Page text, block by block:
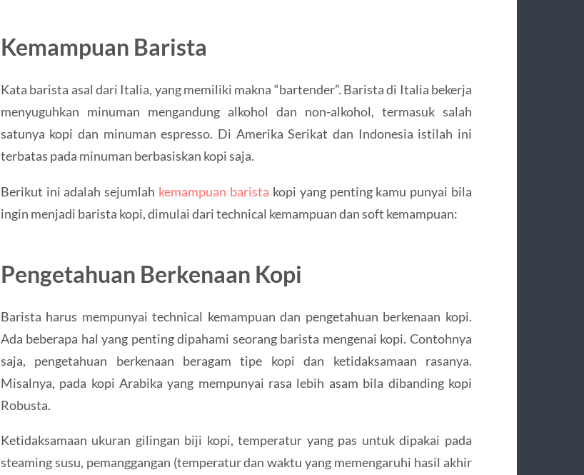
Kemampuan Barista
Kata barista asal dari Italia, yang memiliki makna “bartender”. Barista di Italia bekerja
menyuguhkan minuman mengandung alkohol dan non-alkohol, termasuk salah
satunya kopi dan minuman espresso. Di Amerika Serikat dan Indonesia istilah ini
terbatas pada minuman berbasiskan kopi saja.
Berikut ini adalah sejumlah kemampuan barista kopi yang penting kamu punyai bila
ingin menjadi barista kopi, dimulai dari technical kemampuan dan soft kemampuan:
Pengetahuan Berkenaan Kopi
Barista harus mempunyai technical kemampuan dan pengetahuan berkenaan kopi.
Ada beberapa hal yang penting dipahami seorang barista mengenai kopi. Contohnya
saja, pengetahuan berkenaan beragam tipe kopi dan ketidaksamaan rasanya.
Misalnya, pada kopi Arabika yang mempunyai rasa lebih asam bila dibanding kopi
Robusta.
Ketidaksamaan ukuran gilingan biji kopi, temperatur yang pas untuk dipakai pada
steaming susu, pemanggangan (temperatur dan waktu yang memengaruhi hasil akhir